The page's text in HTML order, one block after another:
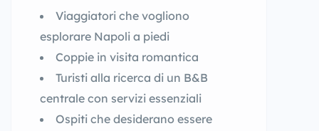
Viaggiatori che vogliono
esplorare Napoli a piedi
Coppie in visita romantica
Turisti alla ricerca di un B&B
centrale con servizi essenziali
Ospiti che desiderano essere